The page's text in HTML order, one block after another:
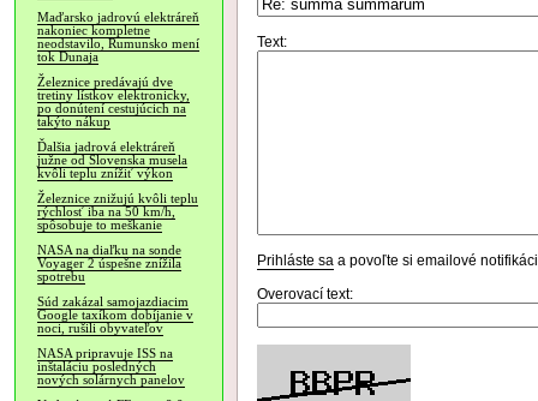
Maďarsko jadrovú elektráreň
nakoniec kompletne
neodstavilo, Rumunsko mení
tok Dunaja
Železnice predávajú dve
tretiny lístkov elektronicky,
po donútení cestujúcich na
takýto nákup
Ďalšia jadrová elektráreň
južne od Slovenska musela
kvôli teplu znížiť výkon
Železnice znižujú kvôli teplu
rýchlosť iba na 50 km/h,
spôsobuje to meškanie
NASA na diaľku na sonde
Voyager 2 úspešne znížila
spotrebu
Súd zakázal samojazdiacim
Google taxíkom dobíjanie v
noci, rušili obyvateľov
NASA pripravuje ISS na
inštaláciu posledných
nových solárnych panelov
Text:
Prihláste sa a povoľte si emailové
Overovací text: